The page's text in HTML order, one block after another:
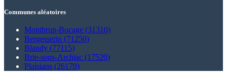
Communes aléatoires
Montbrun-Bocage (31310)
Bergesserin (71250)
Blandy (77115)
Brie-sous-Archiac (17520)
Plaisians (26170)